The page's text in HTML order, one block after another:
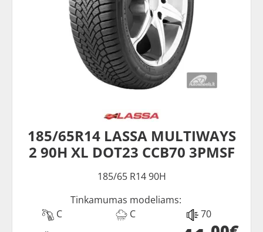
185/65R14 LASSA MULTIWAYS
2 90H XL DOT23 CCB70 3PMSF
185/65 R14 90H
Tinkamumas modeliams:
C
C 70